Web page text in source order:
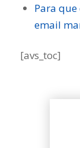
Para
email
[avs_toc]